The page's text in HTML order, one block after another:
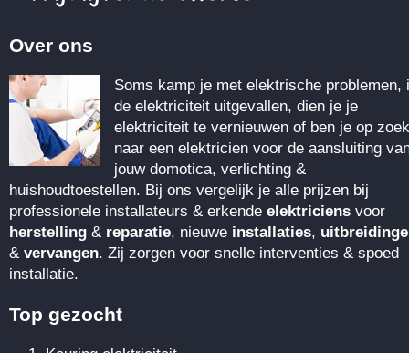
Over ons
Soms kamp je met elektrische problemen,
de elektriciteit uitgevallen, dien je je
elektriciteit te vernieuwen of ben je op zoek
naar een elektricien voor de aansluiting
jouw domotica, verlichting &
huishoudtoestellen. Bij ons vergelijk je alle prijzen bij
professionele installateurs & erkende elektriciens voor
herstelling & reparatie, nieuwe installaties,
& vervangen. Zij zorgen voor snelle interventies & spoed
installatie.
Top gezocht